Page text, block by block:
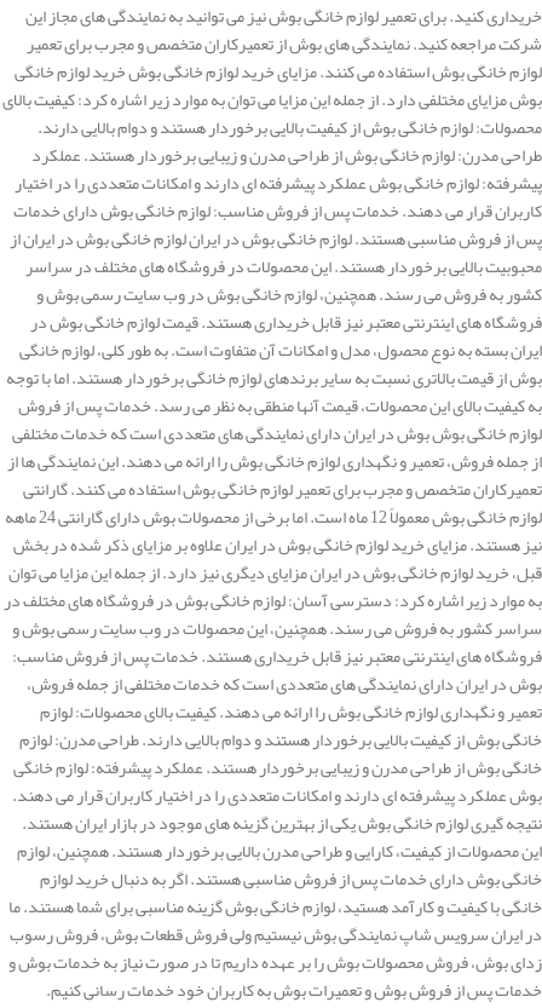
خریداری کنید. برای تعمیر لوازم خانگی بوش نیز می توانید به نمایندگی های مجاز این
شرکت مراجعه کنید. نمایندگی های بوش از تعمیرکاران متخصص و مجرب برای تعمیر
لوازم خانگی بوش استفاده می کنند. مزایای خرید لوازم خانگی بوش خرید لوازم خانگی
بوش مزایای مختلفی دارد. از جمله این مزایا می توان به موارد زیر اشاره کرد: کیفیت بالای
محصولات: لوازم خانگی بوش از کیفیت بالایی برخوردار هستند و دوام بالایی دارند.
طراحی مدرن: لوازم خانگی بوش از طراحی مدرن و زیبایی برخوردار هستند. عملکرد
پیشرفته: لوازم خانگی بوش عملکرد پیشرفته ای دارند و امکانات متعددی را در اختیار
کاربران قرار می دهند. خدمات پس از فروش مناسب: لوازم خانگی بوش دارای خدمات
پس از فروش مناسبی هستند. لوازم خانگی بوش در ایران لوازم خانگی بوش در ایران از
محبوبیت بالایی برخوردار هستند. این محصولات در فروشگاه های مختلف در سراسر
کشور به فروش می رسند. همچنین، لوازم خانگی بوش در وب سایت رسمی بوش و
فروشگاه های اینترنتی معتبر نیز قابل خریداری هستند. قیمت لوازم خانگی بوش در
ایران بسته به نوع محصول، مدل و امکانات آن متفاوت است. به طور کلی، لوازم خانگی
بوش از قیمت بالاتری نسبت به سایر برندهای لوازم خانگی برخوردار هستند. اما با توجه
به کیفیت بالای این محصولات، قیمت آنها منطقی به نظر می رسد. خدمات پس از فروش
لوازم خانگی بوش بوش در ایران دارای نمایندگی های متعددی است که خدمات مختلفی
از جمله فروش، تعمیر و نگهداری لوازم خانگی بوش را ارائه می دهند. این نمایندگی ها از
تعمیرکاران متخصص و مجرب برای تعمیر لوازم خانگی بوش استفاده می کنند. گارانتی
لوازم خانگی بوش معمولاً 12 ماه است. اما برخی از محصولات بوش دارای گارانتی 24 ماهه
نیز هستند. مزایای خرید لوازم خانگی بوش در ایران علاوه بر مزایای ذکر شده در بخش
قبل، خرید لوازم خانگی بوش در ایران مزایای دیگری نیز دارد. از جمله این مزایا می توان
به موارد زیر اشاره کرد: دسترسی آسان: لوازم خانگی بوش در فروشگاه های مختلف در
سراسر کشور به فروش می رسند. همچنین، این محصولات در وب سایت رسمی بوش و
فروشگاه های اینترنتی معتبر نیز قابل خریداری هستند. خدمات پس از فروش مناسب:
بوش در ایران دارای نمایندگی های متعددی است که خدمات مختلفی از جمله فروش،
تعمیر و نگهداری لوازم خانگی بوش را ارائه می دهند. کیفیت بالای محصولات: لوازم
خانگی بوش از کیفیت بالایی برخوردار هستند و دوام بالایی دارند. طراحی مدرن: لوازم
خانگی بوش از طراحی مدرن و زیبایی برخوردار هستند. عملکرد پیشرفته: لوازم خانگی
بوش عملکرد پیشرفته ای دارند و امکانات متعددی را در اختیار کاربران قرار می دهند.
نتیجه گیری لوازم خانگی بوش یکی از بهترین گزینه های موجود در بازار ایران هستند.
این محصولات از کیفیت، کارایی و طراحی مدرن بالایی برخوردار هستند. همچنین، لوازم
خانگی بوش دارای خدمات پس از فروش مناسبی هستند. اگر به دنبال خرید لوازم
خانگی با کیفیت و کارآمد هستید، لوازم خانگی بوش گزینه مناسبی برای شما هستند. ما
در ایران سرویس شاپ نمایندگی بوش نیستیم ولی فروش قطعات بوش، فروش رسوب
زدای بوش، فروش محصولات بوش را بر عهده داریم تا در صورت نیاز به خدمات بوش و
خدمات پس از فروش بوش و تعمیرات بوش به کاربران خود خدمات رسانی کنیم.